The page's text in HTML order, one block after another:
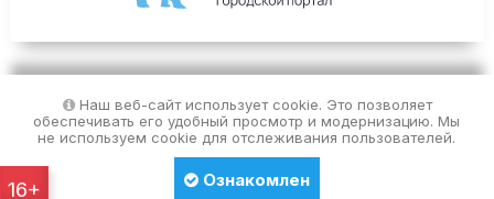
Наш веб-сайт использует cookie. Это позволяет
обеспечивать его удобный просмотр и модернизацию. Мы
не используем cookie для отслеживания пользователей.
Ознакомлен
16+